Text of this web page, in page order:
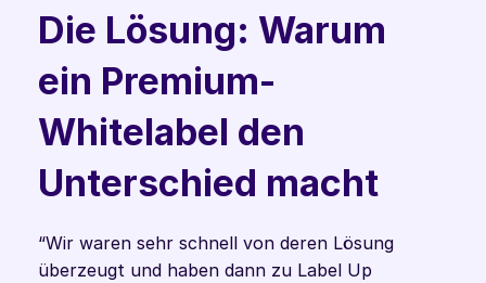
Die Lösung: Warum
ein Premium-
Whitelabel den
Unterschied macht
“Wir waren sehr schnell von deren Lösung
überzeugt und haben dann zu Label Up